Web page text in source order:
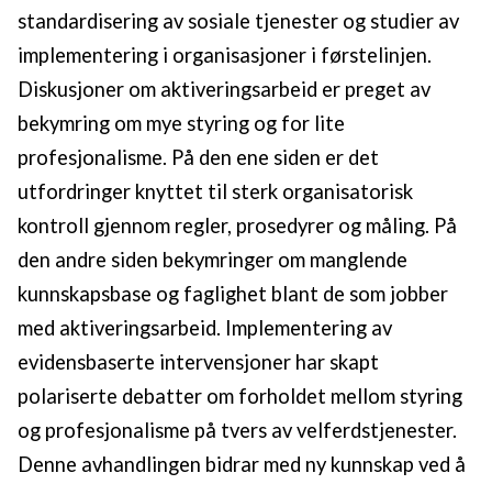
standardisering av sosiale tjenester og studier av
implementering i organisasjoner i førstelinjen.
Diskusjoner om aktiveringsarbeid er preget av
bekymring om mye styring og for lite
profesjonalisme. På den ene siden er det
utfordringer knyttet til sterk organisatorisk
kontroll gjennom regler, prosedyrer og måling. På
den andre siden bekymringer om manglende
kunnskapsbase og faglighet blant de som jobber
med aktiveringsarbeid. Implementering av
evidensbaserte intervensjoner har skapt
polariserte debatter om forholdet mellom styring
og profesjonalisme på tvers av velferdstjenester.
Denne avhandlingen bidrar med ny kunnskap ved å